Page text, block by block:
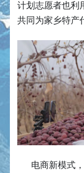
计划志愿者也利
共同为家乡特产
电商新模式